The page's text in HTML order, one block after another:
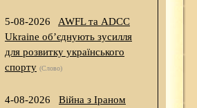
5-08-2026
AWFL та ADCC
Ukraine об’єднують зусилля
для розвитку українського
спорту (Слово)
4-08-2026
Війна з Іраном